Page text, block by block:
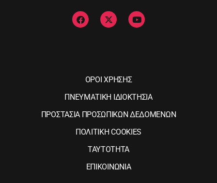
ΟΡΟΙ ΧΡΗΣΗΣ
ΠΝΕΥΜΑΤΙΚΗ ΙΔΙΟΚΤΗΣΙΑ
ΠΡΟΣΤΑΣΙΑ ΠΡΟΣΩΠΙΚΩΝ ΔΕΔΟΜΕΝΩΝ
ΠΟΛΙΤΙΚΗ COOKIES
ΤΑΥΤΟΤΗΤΑ
ΕΠΙΚΟΙΝΩΝΙΑ